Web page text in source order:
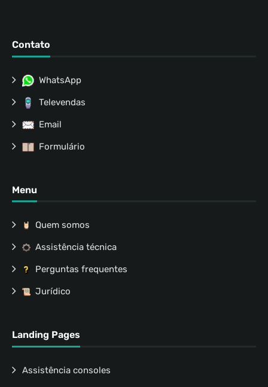
Contato
WhatsApp
Televendas
Email
Formulário
Menu
Quem somos
Assistência técnica
Perguntas frequentes
Jurídico
Landing Pages
Assistência consoles